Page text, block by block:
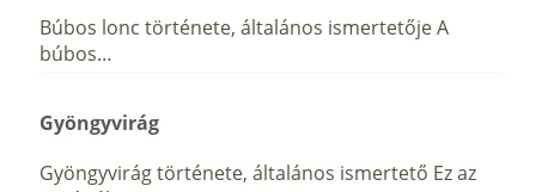
Búbos lonc története, általános ismertetője A
búbos…
Gyöngyvirág
Gyöngyvirág története, általános ismertető Ez az